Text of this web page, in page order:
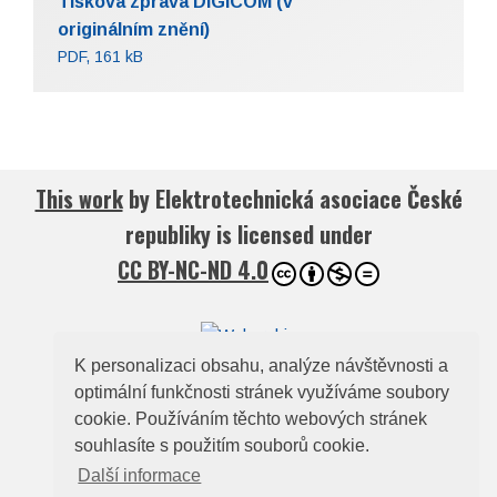
K personalizaci obsahu, analýze návštěvnosti a
optimální funkčnosti stránek využíváme soubory
cookie. Používáním těchto webových stránek
souhlasíte s použitím souborů cookie.
Další informace
originálním znění)
PDF, 161 kB
This workby Elektrotechnická asociace České
republikyis licensed under
CC BY-NC-ND 4.0
© 2026Elektrotechnická asociace České
republiky
Zelený pruh 95/97, 140 00, Praha 4, e-mail: